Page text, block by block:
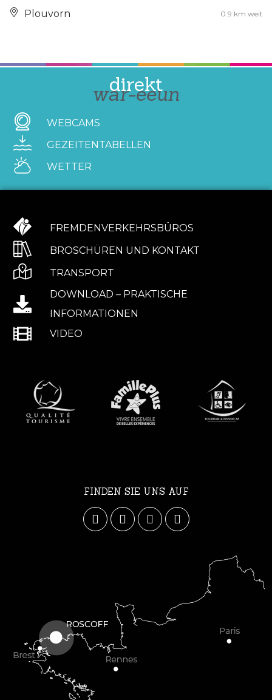
Plouvorn 0.9 km weit
direkt
war-eeun
WEBCAMS
GEZEITENTABELLEN
WETTER
FREMDENVERKEHRSBÜROS
BROSCHÜREN UND KONTAKT
TRANSPORT
DOWNLOAD – PRAKTISCHE
INFORMATIONEN
VIDEO
FINDEN SIE UNS AUF